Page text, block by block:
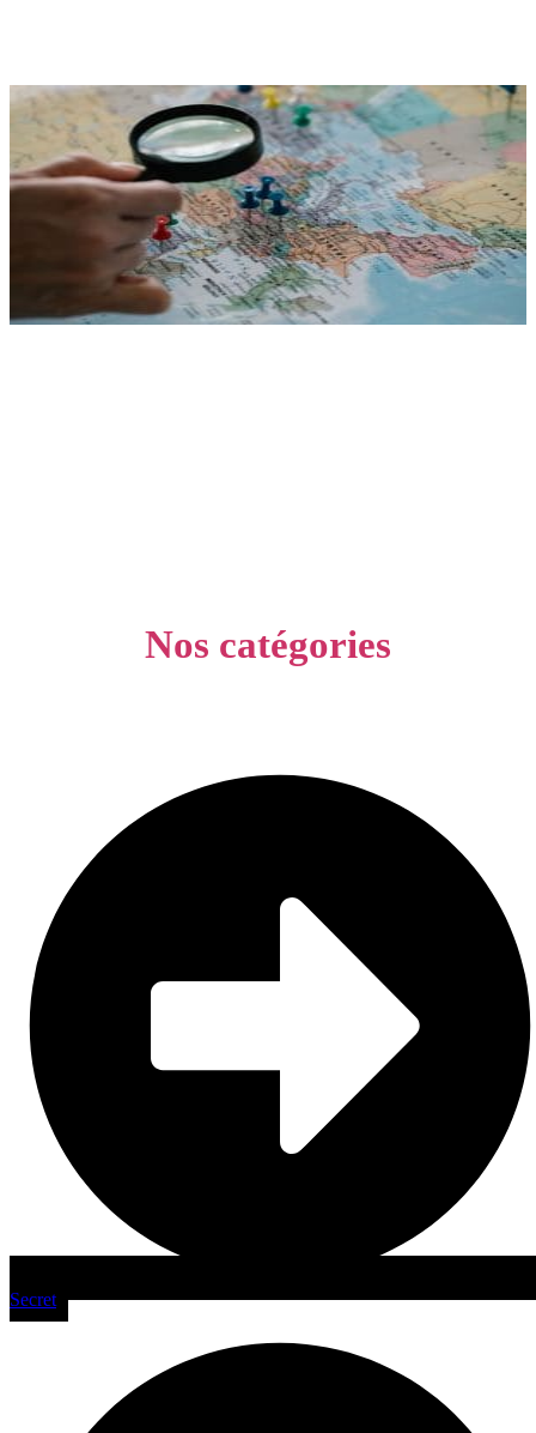
Nos catégories
Secret